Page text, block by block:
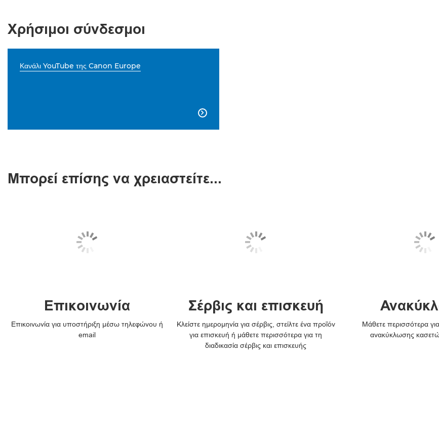
Χρήσιμοι σύνδεσμοι
Κανάλι YouTube της Canon Europe

Μπορεί επίσης να χρειαστείτε...
Επικοινωνία
Επικοινωνία για υποστήριξη μέσω τηλεφώνου ή
email
Σέρβις και επισκευή
Κλείστε ημερομηνία για σέρβις, στείλτε ένα προϊόν
για επισκευή ή μάθετε περισσότερα για τη
διαδικασία σέρβις και επισκευής
Μάθετε περισσότερα
ανακύκλωσης